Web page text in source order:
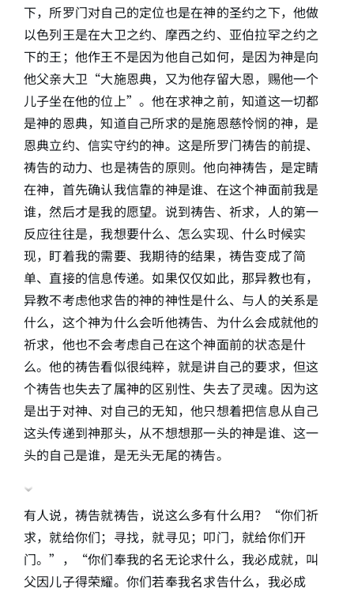
下，所罗门对自己的定位也是在神的圣约之下，他做
以色列王是在大卫之约、摩西之约、亚伯拉罕之约之
下的王；他作王不是因为他自己如何，是因为神是向
他父亲大卫“大施恩典，又为他存留大恩，赐他一个
儿子坐在他的位上”。他在求神之前，知道这一切都
是神的恩典，知道自己所求的是施恩慈怜悯的神，是
恩典立约、信实守约的神。这是所罗门祷告的前提、
祷告的动力、也是祷告的原则。他向神祷告，是定睛
在神，首先确认我信靠的神是谁、在这个神面前我是
谁，然后才是我的愿望。说到祷告、祈求，人的第一
反应往往是，我想要什么、怎么实现、什么时候实
现，盯着我的需要、我期待的结果，祷告变成了简
单、直接的信息传递。如果仅仅如此，那异教也有，
异教不考虑他求告的神的神性是什么、与人的关系是
什么，这个神为什么会听他祷告、为什么会成就他的
祈求，他也不会考虑自己在这个神面前的状态是什
么。他的祷告看似很纯粹，就是讲自己的要求，但这
个祷告也失去了属神的区别性、失去了灵魂。因为这
是出于对神、对自己的无知，他只想着把信息从自己
这头传递到神那头，从不想想那一头的神是谁、这一
头的自己是谁，是无头无尾的祷告。
有人说，祷告就祷告，说这么多有什么用？“你们祈
求，就给你们；寻找，就寻见；叩门，就给你们开
门。”，“你们奉我的名无论求什么，我必成就，叫
父因儿子得荣耀。你们若奉我名求告什么，我必成